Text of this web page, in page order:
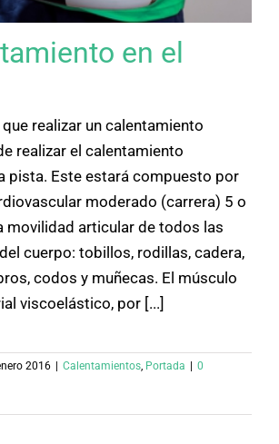
en el
realizar un calentamiento
realizar el calentamiento
pista. Este estará compuesto por
moderado (carrera) 5 o
movilidad articular de todos las
cuerpo: tobillos, rodillas, cadera,
codos y muñecas. El músculo
viscoelástico, por [...]
2016 Calentamientos, Portada
0